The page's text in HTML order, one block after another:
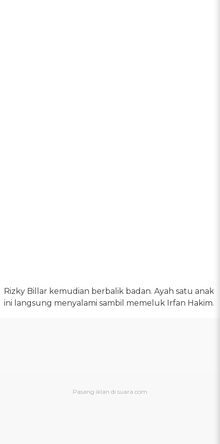
Rizky Billar kemudian berbalik badan. Ayah satu anak
ini langsung menyalami sambil memeluk Irfan Hakim.